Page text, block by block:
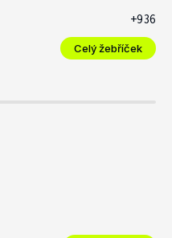
+936
Celý žebříček